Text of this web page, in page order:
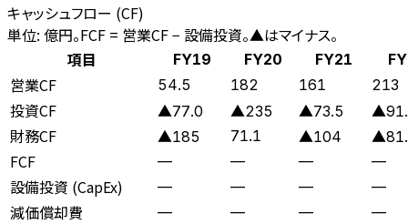
キャッシュフロー (CF)
単位: 億円。FCF = 営業CF − 設備投資。▲はマイナス。
項目
FY19 FY20 FY21
営業CF 54.5 182 161 213
投資CF ▲77.0 ▲235 ▲73.5
財務CF ▲185 71.1 ▲104
FCF — — — —
設備投資 (CapEx) — — — —
減価償却費 — — — —